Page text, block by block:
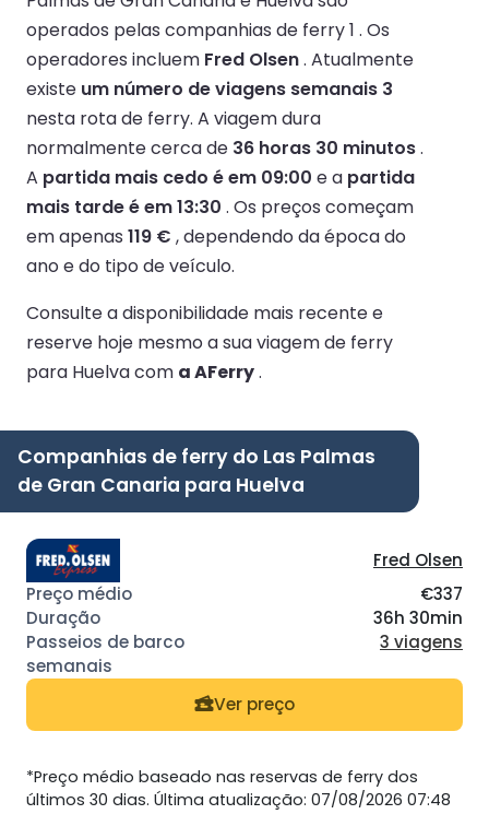
operados pelas companhias de ferry 1 . Os
operadores incluem Fred Olsen. Atualmente
existe um número de viagens semanais 3
nesta rota de ferry. A viagem dura
normalmente cerca de 36 horas 30 minutos.
A partida mais cedo é em 09:00 e a partida
mais tarde é em 13:30 . Os preços começam
em apenas 119 € , dependendo da época do
ano e do tipo de veículo.
Consulte a disponibilidade mais recente e
reserve hoje mesmo a sua viagem de ferry
para Huelva com a AFerry.
Companhias de ferry do Las Palmas
de Gran Canaria para Huelva
Fred Olsen
€337
36h 30min
3 viagens
Ver preço
*Preço médio baseado nas reservas de ferry dos
últimos 30 dias. Última atualização: 07/08/2026 07:48